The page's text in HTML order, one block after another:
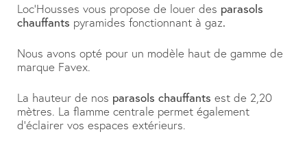
Loc’Housses vous propose de louer des parasols
chauffants pyramides fonctionnant à gaz.
Nous avons opté pour un modèle haut de gamme de
marque Favex.
La hauteur de nos parasols chauffants est de 2,20
mètres. La flamme centrale permet également
d’éclairer vos espaces extérieurs.